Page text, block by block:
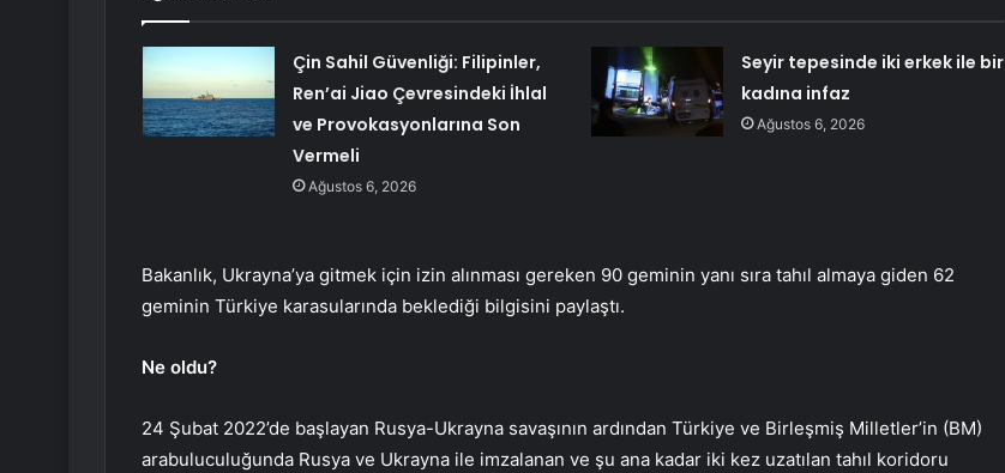
Çin Sahil Güvenliği: Filipinler,
Ren’ai Jiao Çevresindeki İhlal
ve Provokasyonlarına Son
Vermeli
Ağustos 6, 2026
Seyir tepesinde iki erkek ile bir
kadına infaz
Ağustos 6, 2026
Bakanlık, Ukrayna’ya gitmek için izin alınması gereken 90 geminin yanı sıra tahıl almaya giden 62
geminin Türkiye karasularında beklediği bilgisini paylaştı.
Ne oldu?
24 Şubat 2022’de başlayan Rusya-Ukrayna savaşının ardından Türkiye ve Birleşmiş Milletler’in (BM)
arabuluculuğunda Rusya ve Ukrayna ile imzalanan ve şu ana kadar iki kez uzatılan tahıl koridoru